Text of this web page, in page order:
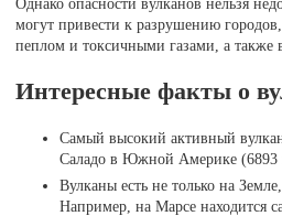
Однако опасности вулканов нельзя
могут привести к разрушению
пеплом и токсичными газами, а также
Интересные факты о
Самый высокий активный
Саладо в Южной Америке (6893
Вулканы есть не только на
Например, на Марсе находится